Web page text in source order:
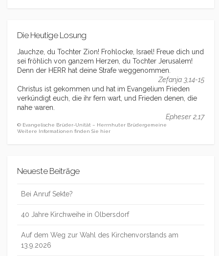
Die Heutige Losung
Jauchze, du Tochter Zion! Frohlocke, Israel! Freue dich und
sei fröhlich von ganzem Herzen, du Tochter Jerusalem!
Denn der HERR hat deine Strafe weggenommen.
Zefanja 3,14-15
Christus ist gekommen und hat im Evangelium Frieden
verkündigt euch, die ihr fern wart, und Frieden denen, die
nahe waren.
Epheser 2,17
© Evangelische Brüder-Unität – Herrnhuter Brüdergemeine
Weitere Informationen finden Sie hier
Neueste Beiträge
Bei Anruf Sekte?
40 Jahre Kirchweihe in Olbersdorf
Auf dem Weg zur Wahl des Kirchenvorstands am
13.9.2026